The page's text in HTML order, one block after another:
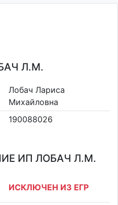
Л.М.
Лобач Лариса
Михайловна
190088026
ИП ЛОБАЧ Л.М.
ИСКЛЮЧЕН ИЗ ЕГР